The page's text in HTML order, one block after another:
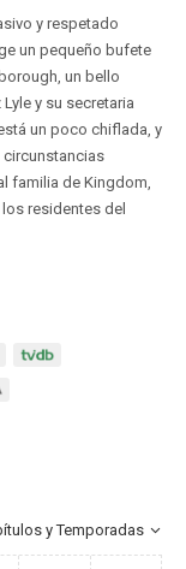
y respetado
un pequeño bufete
un bello
y su secretaria
un poco chiflada, y
circunstancias
familia de Kingdom,
residentes del
y Temporadas